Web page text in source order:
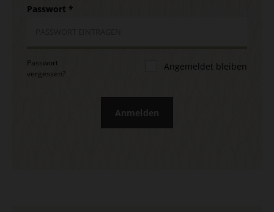
Passwort *
Passwort
vergessen?
Angemeldet bleiben
Anmelden